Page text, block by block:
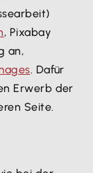
, Pixabay
an,
. Dafür
Erwerb der
Seite.